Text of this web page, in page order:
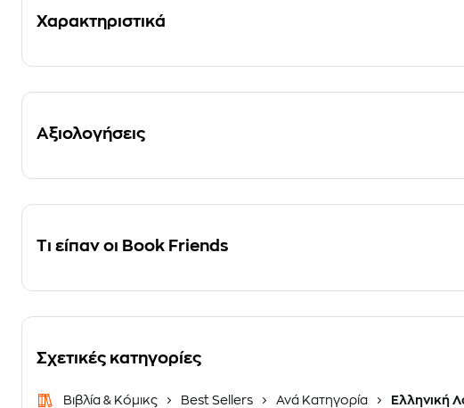
Χαρακτηριστικά
Αξιολογήσεις
Τι είπαν οι Book Friends
Σχετικές κατηγορίες
Βιβλία & Κόμικς Best Sellers Ανά Κατηγορία Ελληνική